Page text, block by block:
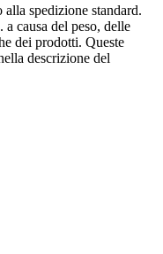
spedizione standard.
causa del peso, delle
dei prodotti. Queste
descrizione del